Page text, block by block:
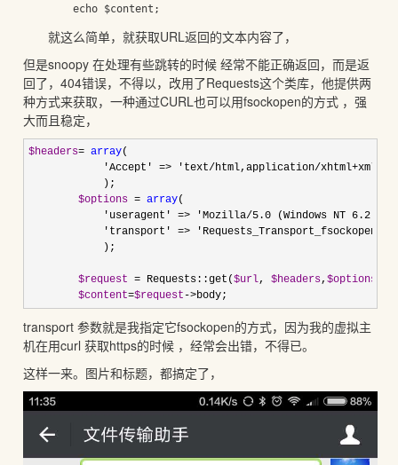
就这么简单，就获取URL返回的文本内容了，
但是snoopy 在处理有些跳转的时候 经常不能正确返回，而是返
回了，404错误，不得以，改用了Requests这个类库，他提供两
种方式来获取，一种通过CURL也可以用fsockopen的方式 ，强
大而且稳定，
$headers= array(
'Accept' => 'text/html,application/
            );
$options = array(
'useragent' => 'Mozilla/5.0 (Windows NT 6.2;
            'transport' => 'Requests_Transport_fsockopen'
            );
$request = Requests::get($url, $headers,$options
$content=$request ->body;
transport 参数就是我指定它fsockopen的方式，因为我的虚拟主
机在用curl 获取https的时候 ，经常会出错，不得已。
这样一来。图片和标题，都搞定了，